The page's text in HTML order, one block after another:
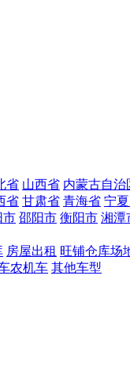
省 山西省 内蒙古自治
省 甘肃省 青海省 宁
市 邵阳市 衡阳市 湘潭
房屋出租 旺铺仓库场
农机车 其他车型